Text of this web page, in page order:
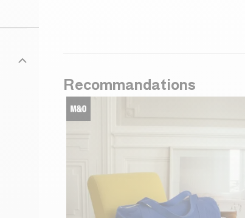
Recommandations